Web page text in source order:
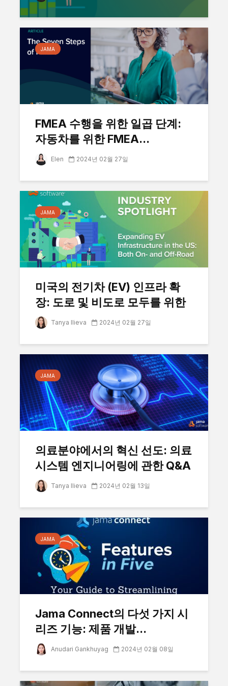
JAMA
FMEA 수행을 위한 일곱 단계:
자동차를 위한 FMEA...
Elen 2024년 02월 27일
JAMA
미국의 전기차 (EV) 인프라 확
장: 도로 및 비도로 모두를 위한
Tanya Ilieva 2024년 02월 27일
JAMA
의료분야에서의 혁신 선도: 의료
시스템 엔지니어링에 관한 Q&A
Tanya Ilieva 2024년 02월 13일
JAMA
Jama Connect의 다섯 가지 시
리즈 기능: 제품 개발...
Anudari Gankhuyag 2024년 02월 08일